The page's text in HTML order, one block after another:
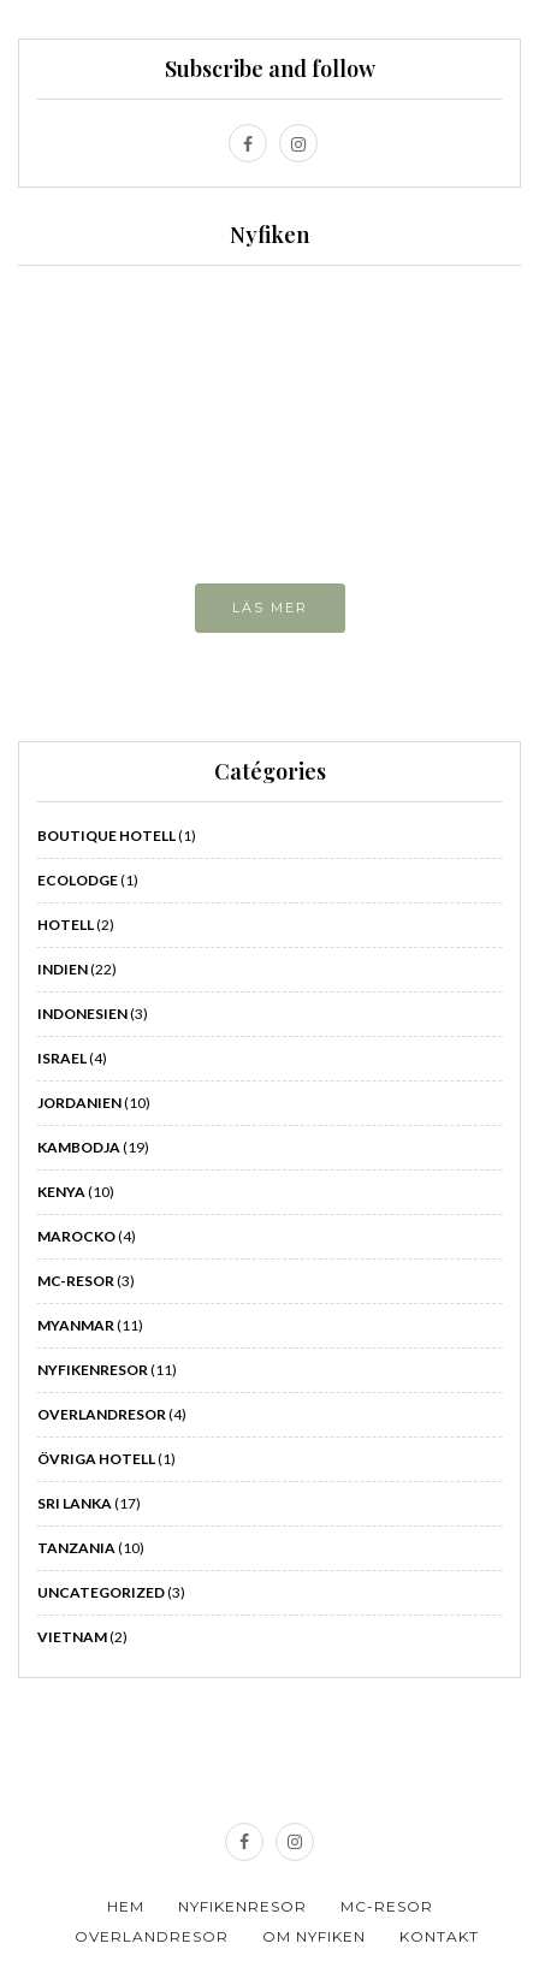
Subscribe and follow
Nyfiken
LÄS MER
Catégories
BOUTIQUE HOTELL(1)
ECOLODGE(1)
HOTELL(2)
INDIEN(22)
INDONESIEN(3)
ISRAEL(4)
JORDANIEN(10)
KAMBODJA (19)
KENYA (10)
MAROCKO(4)
MC-RESOR (3)
MYANMAR (11)
NYFIKENRESOR (11)
OVERLANDRESOR (4)
ÖVRIGA HOTELL(1)
SRI LANKA (17)
TANZANIA (10)
UNCATEGORIZED(3)
VIETNAM(2)
HEM NYFIKENRESOR
MC-RESOR
OVERLANDRESOR
OM NYFIKEN KONTAKT